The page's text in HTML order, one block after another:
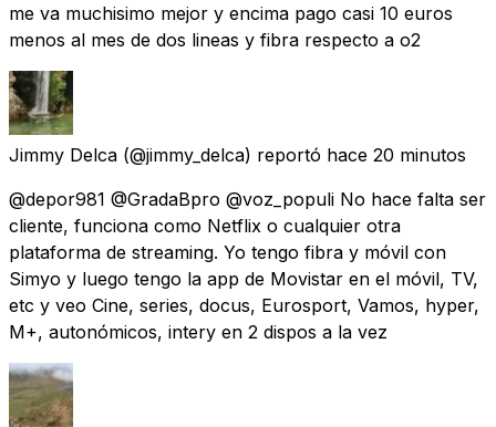
me va muchisimo mejor y encima pago casi 10 euros
menos al mes de dos lineas y fibra respecto a o2
Jimmy Delca (@jimmy_delca) reportó hace 20 minutos
@depor981 @GradaBpro @voz_populi No hace falta ser
cliente, funciona como Netflix o cualquier otra
plataforma de streaming. Yo tengo fibra y móvil con
Simyo y luego tengo la app de Movistar en el móvil, TV,
etc y veo Cine, series, docus, Eurosport, Vamos, hyper,
M+, autonómicos, intery en 2 dispos a la vez